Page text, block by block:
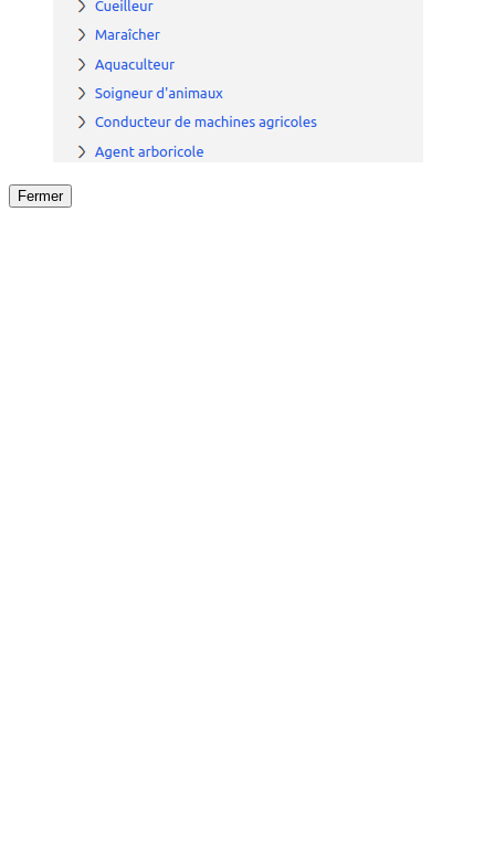
Fermer